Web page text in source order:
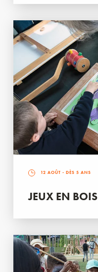
12 AOÛT - DÈS 5 ANS
JEUX EN BOIS